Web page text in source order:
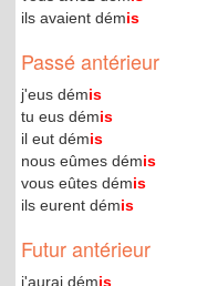
ils avaient démis
Passé antérieur
j'eus démis
tu eus démis
il eut démis
nous eûmes démis
vous eûtes démis
ils eurent démis
Futur antérieur
j'aurai démis